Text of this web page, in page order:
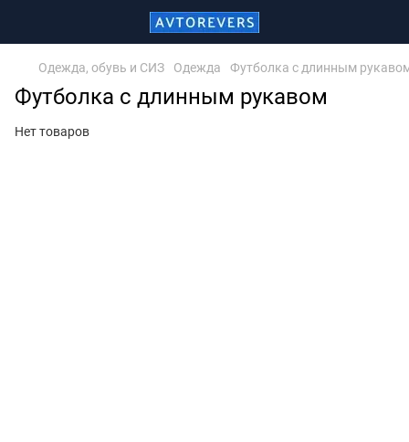
Одежда, обувь и СИЗ Одежда Футболка с длинным
Футболка с длинным рукавом
Нет товаров